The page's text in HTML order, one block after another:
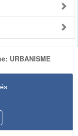
URBANISME